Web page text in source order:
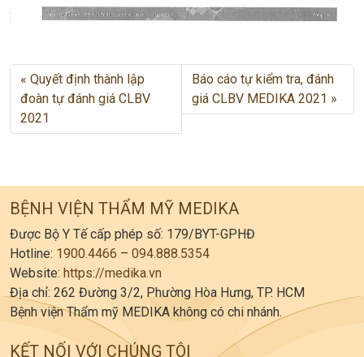
Quyết định thành lập
đoàn tự đánh giá CLBV
2021
Báo cáo tự kiểm tra, đánh
giá CLBV MEDIKA 2021
BỆNH VIỆN THẨM MỸ MEDIKA
Được Bộ Y Tế cấp phép số: 179/BYT-GPHĐ
Hotline: 1900.4466 – 094.888.5354
Website: https://medika.vn
Địa chỉ: 262 Đường 3/2, Phường Hòa Hưng, TP. HCM
Bệnh viện Thẩm mỹ MEDIKA không có chi nhánh.
KẾT NỐI VỚI CHÚNG TÔI